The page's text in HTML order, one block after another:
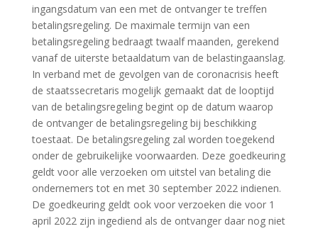
ingangsdatum van een met de ontvanger te treffen
betalingsregeling. De maximale termijn van een
betalingsregeling bedraagt twaalf maanden, gerekend
vanaf de uiterste betaaldatum van de belastingaanslag.
In verband met de gevolgen van de coronacrisis heeft
de staatssecretaris mogelijk gemaakt dat de looptijd
van de betalingsregeling begint op de datum waarop
de ontvanger de betalingsregeling bij beschikking
toestaat. De betalingsregeling zal worden toegekend
onder de gebruikelijke voorwaarden. Deze goedkeuring
geldt voor alle verzoeken om uitstel van betaling die
ondernemers tot en met 30 september 2022 indienen.
De goedkeuring geldt ook voor verzoeken die voor 1
april 2022 zijn ingediend als de ontvanger daar nog niet